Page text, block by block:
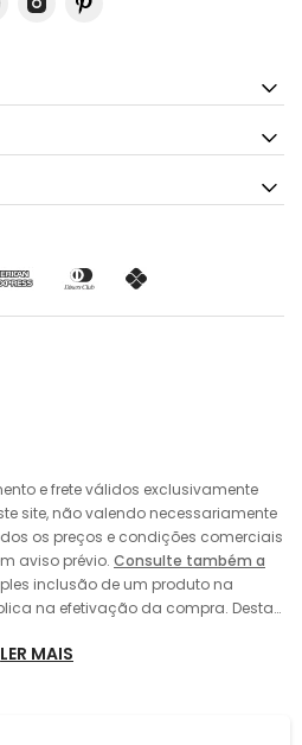
e frete válidos exclusivamente
site, não valendo necessariamente
os preços e condições comerciais
aviso prévio. Consulte também a
inclusão de um produto na
na efetivação da compra. Desta
consumidor, no caso de alteração
LER MAIS